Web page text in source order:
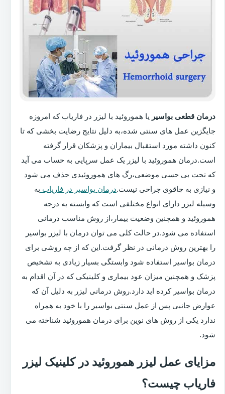
درمان قطعی بواسیر یا هموروئید با لیزر در فاریاب که امروزه
جایگزین عمل های سنتی شده،به دلیل نتایج رضایت بخشی که تا
کنون داشته مورد استقبال بیماران و پزشکان قرار گرفته
است.درمان هموروئید با لیزر یک عمل سرپایی به حساب می آید
که تحت بی حسی موضعی،رگ های هموروئیدی حذف می شود
و نیازی به چاقوی جراحی نیست.درمان بواسیر در فاریاب به
وسیله لیزر دارای انواع مختلفی است که وابسته به درجه
هموروئید و همچنین وضعیت بیمار،از روش مناسب درمانی
استفاده می شود.در حالت کلی می توان درمان با لیزر بواسیر
را بهترین روش درمانی در نظر گرفت.این که از چه روشی برای
درمان بواسیر استفاده شود وابستگی بسیار زیادی به تشخیص
پزشک و همچنین میزان عود بیماری و کلینیکی که در آن اقدام به
درمان بواسیر کرده اید دارد.روش درمانی لیزر به دلیل آن که
عوارض جانبی پس از عمل سنتی بواسیر را با خود به همراه
ندارد یکی از روش های نوین برای درمان هموروئید شناخته می
شود.
مزایای عمل لیزر هموروئید در کلینیک لیزر
فاریاب چیست؟